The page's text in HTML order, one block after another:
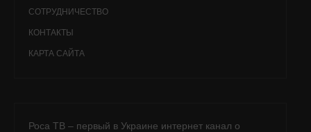
СОТРУДНИЧЕСТВО
КОНТАКТЫ
КАРТА САЙТА
Роса ТВ – первый в Украине интернет канал о